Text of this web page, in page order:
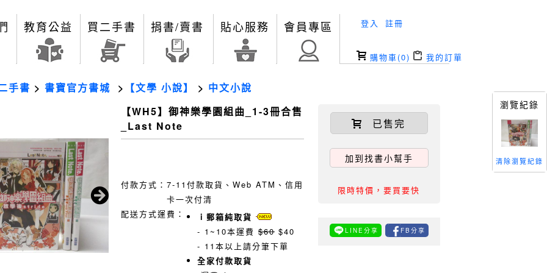
教育公益 買二手書 捐書/賣書 貼心服務 會員專區 登入 註冊
購物車(0) 我的訂單
手書 > 書寶官方書城 > 【文學 小說】 > 中文小說
【WH5】御神樂學園組曲_1-3冊合售
_Last Note
付款方式： 7-11付款取貨、Web ATM、信用
卡一次付清
配送方式運費：
ｉ郵箱純取貨
- 1~10本運費 $60 $40
- 11本以上請分筆下單
全家付款取貨
已售完
加到找書小幫手
限時特價，要買要快
LINE分享 FB分享
瀏覽紀錄
清除瀏覽紀錄